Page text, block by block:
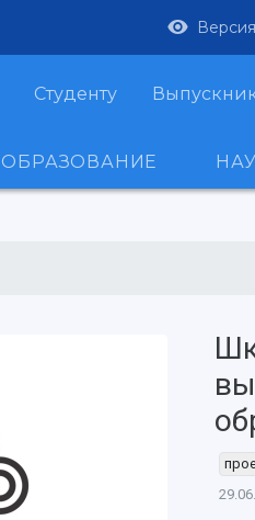
Студенту
ОБРАЗОВАНИЕ